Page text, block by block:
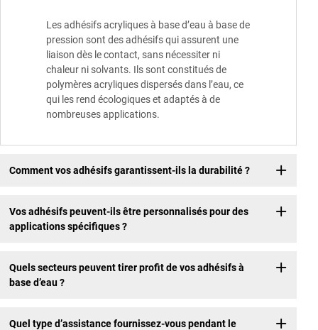
Les adhésifs acryliques à base d’eau à base de
pression sont des adhésifs qui assurent une
liaison dès le contact, sans nécessiter ni
chaleur ni solvants. Ils sont constitués de
polymères acryliques dispersés dans l’eau, ce
qui les rend écologiques et adaptés à de
nombreuses applications.
Comment vos adhésifs garantissent-ils la durabilité ?
Vos adhésifs peuvent-ils être personnalisés pour des
applications spécifiques ?
Quels secteurs peuvent tirer profit de vos adhésifs à
base d’eau ?
Quel type d’assistance fournissez-vous pendant le